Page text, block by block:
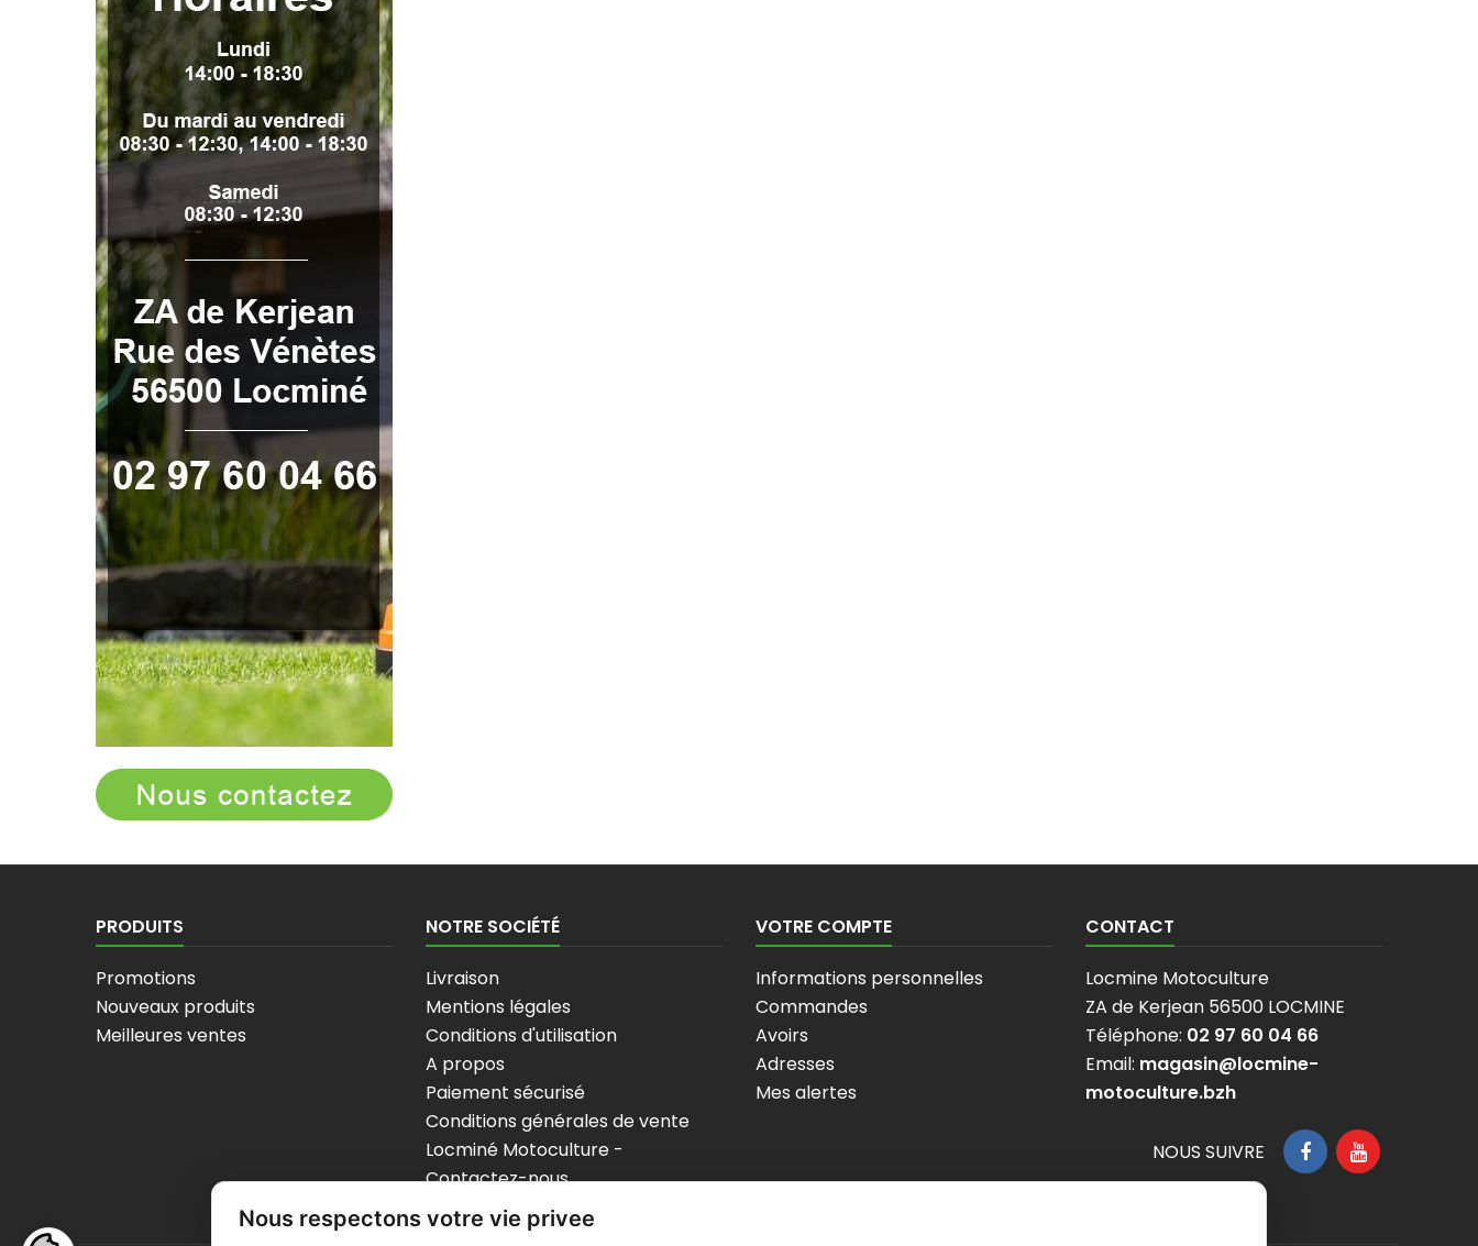
PRODUITS
Promotions
Nouveaux produits
Meilleures ventes
NOTRE SOCIÉTÉ
Livraison
Mentions légales
Conditions d'utilisation
A propos
Paiement sécurisé
Conditions générales de vente
Locminé Motoculture -
Contactez-nous
sitemap
VOTRE COMPTE
Informations personnelles
Commandes
Avoirs
Adresses
Mes alertes
CONTACT
Locmine Motoculture
ZA de Kerjean 56500 LOCMINE
Téléphone: 02 97 60 04 66
Email: magasin@locmine-
motoculture.bzh
NOUS SUIVRE
Nous respectons votre vie privee